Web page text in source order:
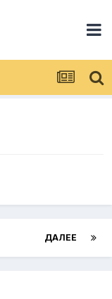
ДАЛЕЕ